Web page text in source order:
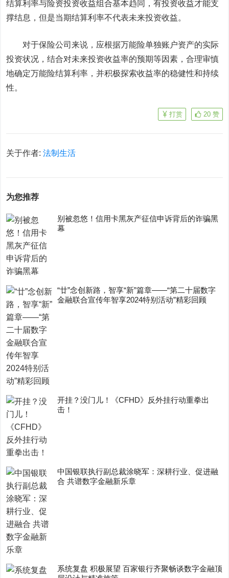
结算利率与险资投资收益组合基本趋同，有投资收益才能支
撑结息，但是当期结算利率不代表未来投资收益。
对于保险公司来说，应根据万能险单独账户资产的实际
投资状况，结合对未来投资收益率的预期等因素，合理审慎
地确定万能险结算利率，并积极探索收益率的稳健性和持续
性。
20 赞
打赏
关于作者:法制生活
为您推荐
别被忽悠！信用卡黑灰产征信申诉背后的诈骗黑
幕
“廿”念创新路，智享“新”篇章——“第二十届数字
金融联合宣传年智享2024特别活动”精彩回顾
开挂？没门儿！《CFHD》反外挂行动重拳出
击！
中国银联执行副总裁涂晓军：深耕行业、促进融
合 共谱数字金融新乐章
系统复盘 积极展望 百家银行齐聚畅谈数字金融顶